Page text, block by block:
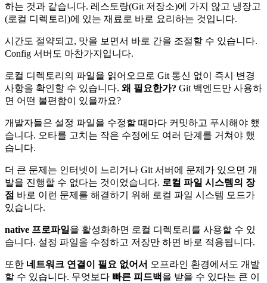
하는 것과 같습니다. 레스토랑(Git 저장소)에 가지 않고 냉장고
(로컬 디렉토리)에 있는 재료로 바로 요리하는 것입니다.
시간도 절약되고, 맛을 보면서 바로 간을 조절할 수 있습니다.
Config 서버도 마찬가지입니다.
로컬 디렉토리의 파일을 읽어오므로 Git 통신 없이 즉시 변경
사항을 확인할 수 있습니다. 왜 필요한가? Git 백엔드만 사용하
면 어떤 불편함이 있을까요?
개발자들은 설정 파일을 수정할 때마다 커밋하고 푸시해야 했
습니다. 오타를 고치는 작은 수정에도 여러 단계를 거쳐야 했
습니다.
더 큰 문제는 인터넷이 느리거나 Git 서버에 문제가 있으면 개
발을 진행할 수 없다는 것이었습니다. 로컬 파일 시스템의 장
점 바로 이런 문제를 해결하기 위해 로컬 파일 시스템 모드가
있습니다.
native 프로파일 을 활성화하면 로컬 디렉토리를 사용할 수 있
습니다. 설정 파일을 수정하고 저장만 하면 바로 적용됩니다.
또한 네트워크 연결이 필요 없어서 오프라인 환경에서도 개발
할 수 있습니다. 무엇보다 빠른 피드백을 받을 수 있다는 큰 이